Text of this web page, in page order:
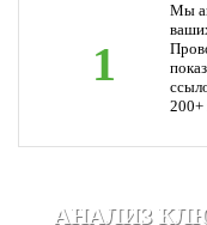
1
Мы
200+
АНАЛИЗ